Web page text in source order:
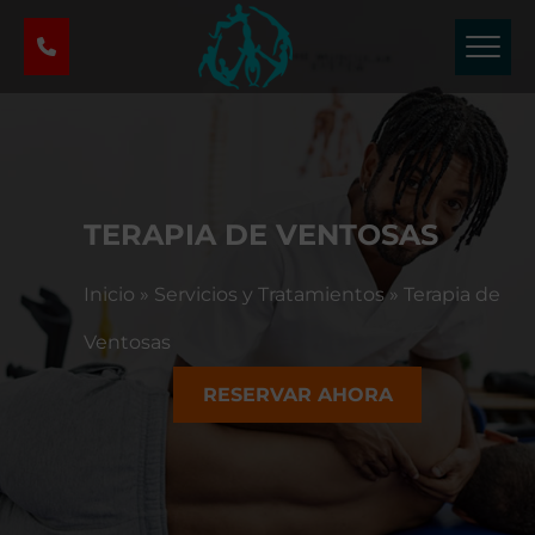
e
n
T
r
a
TERAPIA DE VENTOSAS
Inicio » Servicios y Tratamientos» Terapia de
Ventosas
RESERVAR AHORA